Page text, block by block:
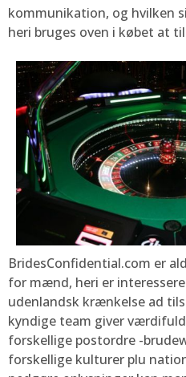
kommunikation, og hvilken
heri bruges oven i købet at
BridesConfidential.com er
for mænd, heri er
udenlandsk krænkelse ad
kyndige team giver
forskellige postordre -
forskellige kulturer plu